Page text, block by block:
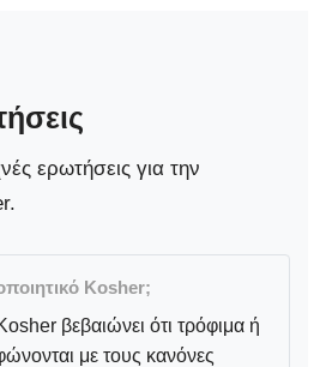
ερωτήσεις για την
Kosher;
βεβαιώνει ότι τρόφιμα ή
με τους κανόνες